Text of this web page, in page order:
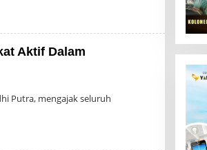
Aktif Dalam
Putra, mengajak seluruh